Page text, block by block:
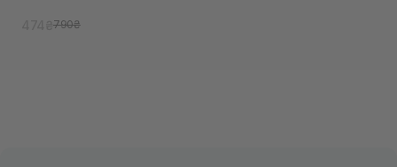
790₴